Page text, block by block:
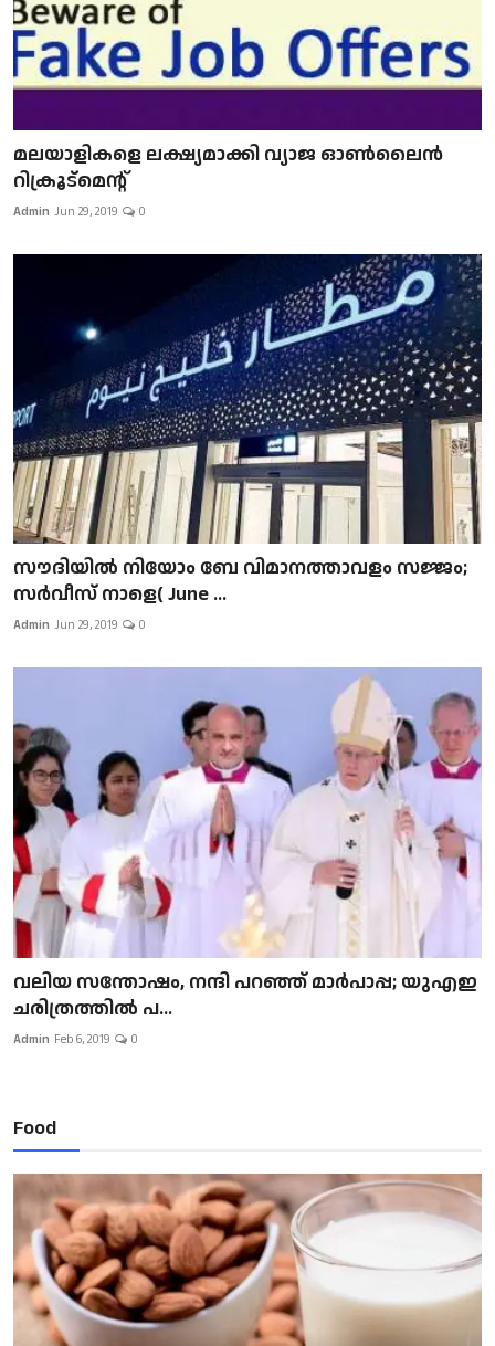
മലയാളികളെ ലക്ഷ്യമാക്കി വ്യാജ ഓൺലൈൻ
റിക്രൂട്മെന്റ്
Admin Jun 29, 2019 0
സൗദിയിൽ നിയോം ബേ വിമാനത്താവളം സജ്ജം;
സർവീസ് നാളെ( June ...
Admin Jun 29, 2019 0
വലിയ സന്തോഷം, നന്ദി പറഞ്ഞ് മാർപാപ്പ; യുഎഇ
ചരിത്രത്തിൽ പ...
Admin Feb 6, 2019 0
Food